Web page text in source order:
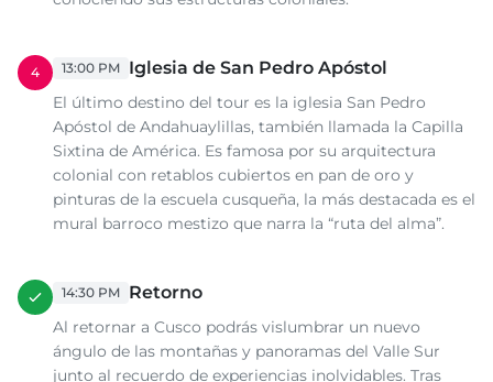
4 13:00 PM Iglesia de San Pedro Apóstol
El último destino del tour es la iglesia San Pedro
Apóstol de Andahuaylillas, también llamada la Capilla
Sixtina de América. Es famosa por su arquitectura
colonial con retablos cubiertos en pan de oro y
pinturas de la escuela cusqueña, la más destacada es el
mural barroco mestizo que narra la “ruta del alma”.
14:30 PM Retorno
Al retornar a Cusco podrás vislumbrar un nuevo
ángulo de las montañas y panoramas del Valle Sur
junto al recuerdo de experiencias inolvidables. Tras